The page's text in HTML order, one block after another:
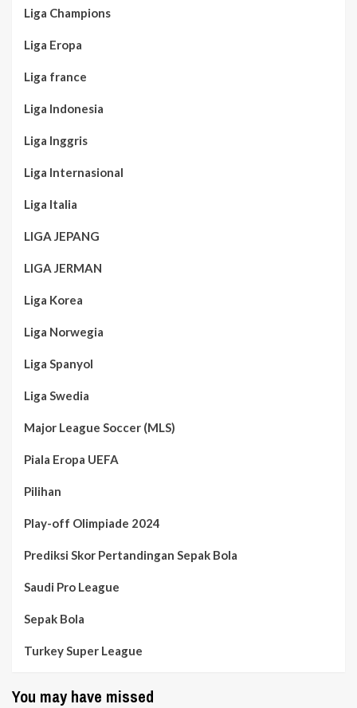
Liga Champions
Liga Eropa
Liga france
Liga Indonesia
Liga Inggris
Liga Internasional
Liga Italia
LIGA JEPANG
LIGA JERMAN
Liga Korea
Liga Norwegia
Liga Spanyol
Liga Swedia
Major League Soccer (MLS)
Piala Eropa UEFA
Pilihan
Play-off Olimpiade 2024
Prediksi Skor Pertandingan Sepak Bola
Saudi Pro League
Sepak Bola
Turkey Super League
You may have missed